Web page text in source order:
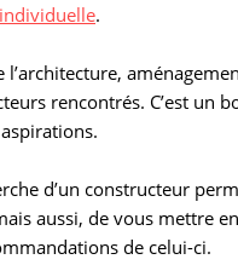
.
l’architecture,
rencontrés. C’est un
d’un constructeur
aussi, de vous mettre
de celui-ci.